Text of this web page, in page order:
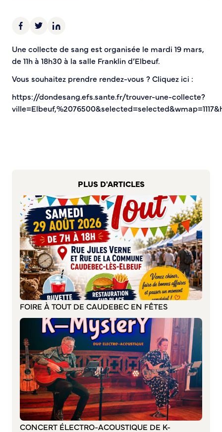
Une collecte de sang est organisée le mardi 19 mars,
de 11h à 18h30 à la salle Franklin d’Elbeuf.
Vous souhaitez prendre rendez-vous ? Cliquez ici :
https://dondesang.efs.sante.fr/trouver-une-collecte?
PLUS D'ARTICLES
FOIRE À TOUT DE CAUDEBEC EN FÊTES
CONCERT ÉLECTRO-ACOUSTIQUE DE K-
Sécurité tranquillité
Police municipale
Pré-plainte en ligne
Vidéoprotection
Aide à l’installation d’alarmes
Horaires pour le bricolage et le jardinage
Annuaire des services publics
DÉCOUVRIR SORTIR
Bienvenue à Caudebec
Histoire de la ville
Patrimoine historique
Temps forts
Venir à Caudebec
Emménager à Caudebec
Cadre de vie
Parcs et jardins
Entretien durable des espaces verts
Concours des maisons et balcons fleuris
Entretien des haies
Aide à l’achat d’un composteur ou récupérateur d’eau
S’informer